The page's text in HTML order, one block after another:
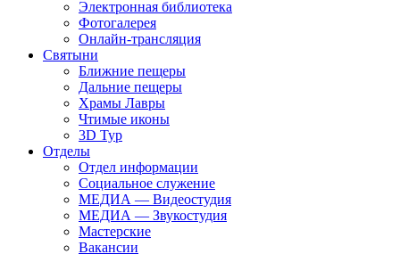
Электронная библиотека
Фотогалерея
Онлайн-трансляция
Святыни
Ближние пещеры
Дальние пещеры
Храмы Лавры
Чтимые иконы
3D Тур
Отделы
Отдел информации
Социальное служение
МЕДИА — Видеостудия
МЕДИА — Звукостудия
Мастерские
Вакансии